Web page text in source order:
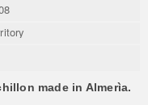
made in Almerìa.